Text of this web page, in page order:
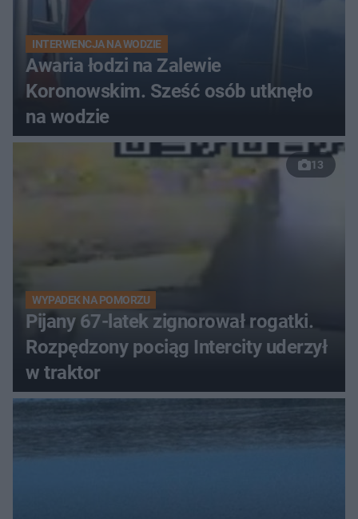
INTERWENCJA NA WODZIE
Awaria łodzi na Zalewie
Koronowskim. Sześć osób utknęło
na wodzie
13
WYPADEK NA POMORZU
Pijany 67-latek zignorował rogatki.
Rozpędzony pociąg Intercity uderzył
w traktor